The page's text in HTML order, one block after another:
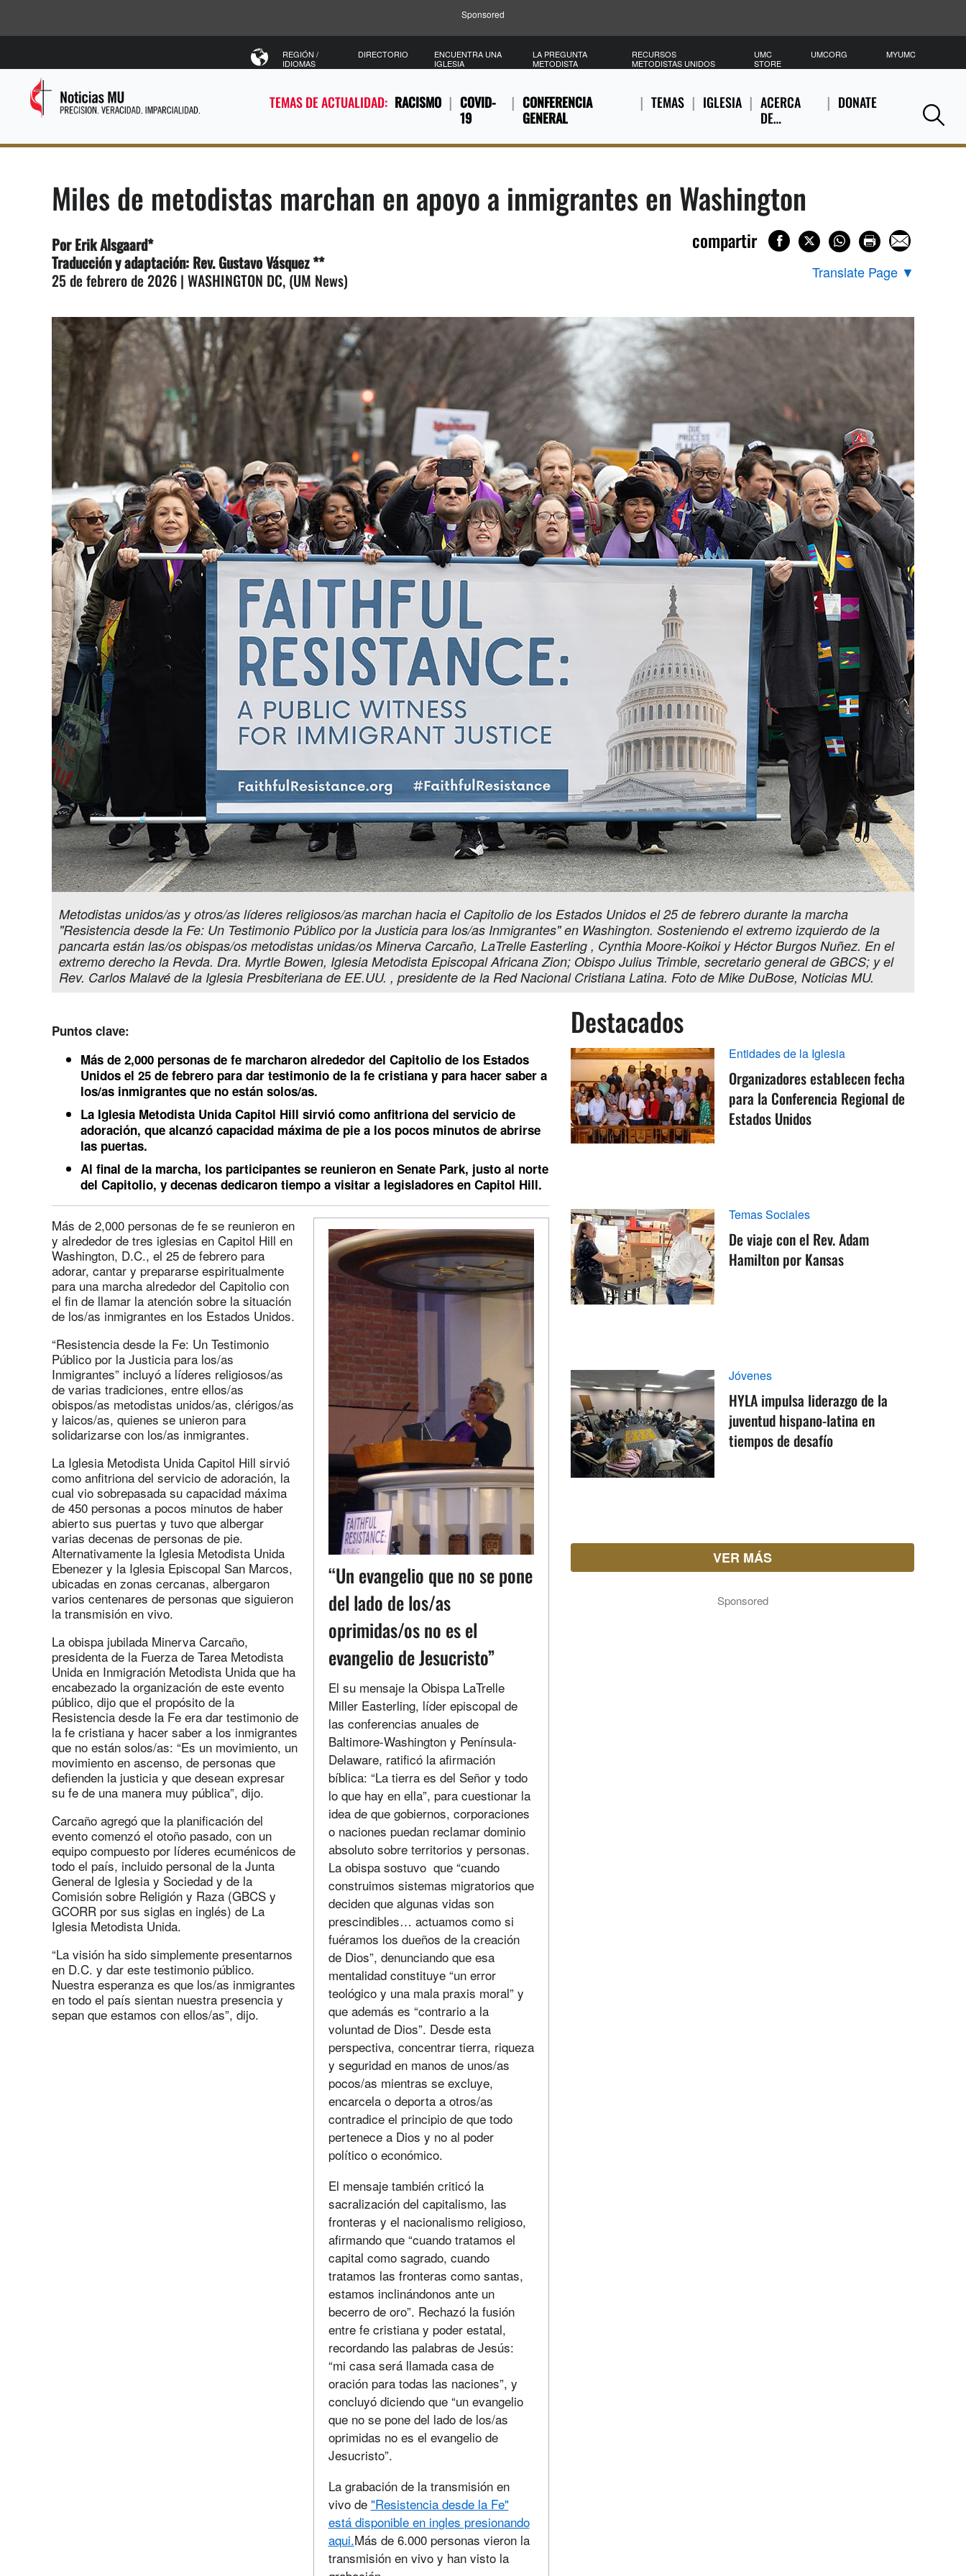
Sponsored
TEMAS DE ACTUALIDAD: RACISMO
COVID-
19
CONFERENCIA
GENERAL
TEMAS IGLESIA
ACERCA
DE…
DONATE
REGIÓN /
IDIOMAS
DIRECTORIO
ENCUENTRA UNA
IGLESIA
LA PREGUNTA
METODISTA
RECURSOS
METODISTAS UNIDOS
UMC
STORE
UMCORG MYUMC
Miles de metodistas marchan en apoyo a inmigrantes en Washington
Por Erik Alsgaard*
Traducción y adaptación: Rev. Gustavo Vásquez **
25 de febrero de 2026 | WASHINGTON DC, (UM News)
compartir
Translate Page ▼
Metodistas unidos/as y otros/as líderes religiosos/as marchan hacia el Capitolio de los Estados Unidos el 25 de febrero durante la marcha
"Resistencia desde la Fe: Un Testimonio Público por la Justicia para los/as Inmigrantes" en Washington. Sosteniendo el extremo izquierdo de la
pancarta están las/os obispas/os metodistas unidas/os Minerva Carcaño, LaTrelle Easterling , Cynthia Moore-Koikoi y Héctor Burgos Nuñez. En el
extremo derecho la Revda. Dra. Myrtle Bowen, Iglesia Metodista Episcopal Africana Zion; Obispo Julius Trimble, secretario general de GBCS; y el
Rev. Carlos Malavé de la Iglesia Presbiteriana de EE.UU. , presidente de la Red Nacional Cristiana Latina. Foto de Mike DuBose, Noticias MU.
Puntos clave:
Más de 2,000 personas de fe marcharon alrededor del Capitolio de los Estados
Unidos el 25 de febrero para dar testimonio de la fe cristiana y para hacer saber a
los/as inmigrantes que no están solos/as.
La Iglesia Metodista Unida Capitol Hill sirvió como anfitriona del servicio de
adoración, que alcanzó capacidad máxima de pie a los pocos minutos de abrirse
las puertas.
Al final de la marcha, los participantes se reunieron en Senate Park, justo al norte
del Capitolio, y decenas dedicaron tiempo a visitar a legisladores en Capitol Hill.
“Un evangelio que no se pone
del lado de los/as
oprimidas/os no es el
evangelio de Jesucristo”
El su mensaje la Obispa LaTrelle
Miller Easterling, líder episcopal de
las conferencias anuales de
Baltimore-Washington y Península-
Delaware, ratificó la afirmación
bíblica: “La tierra es del Señor y todo
lo que hay en ella”, para cuestionar la
idea de que gobiernos, corporaciones
o naciones puedan reclamar dominio
absoluto sobre territorios y personas.
La obispa sostuvo que “cuando
construimos sistemas migratorios que
deciden que algunas vidas son
prescindibles… actuamos como si
fuéramos los dueños de la creación
de Dios”, denunciando que esa
mentalidad constituye “un error
teológico y una mala praxis moral” y
que además es “contrario a la
voluntad de Dios”. Desde esta
perspectiva, concentrar tierra, riqueza
y seguridad en manos de unos/as
pocos/as mientras se excluye,
encarcela o deporta a otros/as
contradice el principio de que todo
pertenece a Dios y no al poder
político o económico.
El mensaje también criticó la
sacralización del capitalismo, las
fronteras y el nacionalismo religioso,
afirmando que “cuando tratamos el
capital como sagrado, cuando
tratamos las fronteras como santas,
estamos inclinándonos ante un
becerro de oro”. Rechazó la fusión
entre fe cristiana y poder estatal,
recordando las palabras de Jesús:
“mi casa será llamada casa de
oración para todas las naciones”, y
concluyó diciendo que “un evangelio
que no se pone del lado de los/as
oprimidas no es el evangelio de
Jesucristo”.
La grabación de la transmisión en
vivo de "Resistencia desde la Fe"
está disponible en ingles presionando
aqui.Más de 6.000 personas vieron la
transmisión en vivo y han visto la
Más de 2,000 personas de fe se reunieron en
y alrededor de tres iglesias en Capitol Hill en
Washington, D.C., el 25 de febrero para
adorar, cantar y prepararse espiritualmente
para una marcha alrededor del Capitolio con
el fin de llamar la atención sobre la situación
de los/as inmigrantes en los Estados Unidos.
“Resistencia desde la Fe: Un Testimonio
Público por la Justicia para los/as
Inmigrantes” incluyó a líderes religiosos/as
de varias tradiciones, entre ellos/as
obispos/as metodistas unidos/as, clérigos/as
y laicos/as, quienes se unieron para
solidarizarse con los/as inmigrantes.
La Iglesia Metodista Unida Capitol Hill sirvió
como anfitriona del servicio de adoración, la
cual vio sobrepasada su capacidad máxima
de 450 personas a pocos minutos de haber
abierto sus puertas y tuvo que albergar
varias decenas de personas de pie.
Alternativamente la Iglesia Metodista Unida
Ebenezer y la Iglesia Episcopal San Marcos,
ubicadas en zonas cercanas, albergaron
varios centenares de personas que siguieron
la transmisión en vivo.
La obispa jubilada Minerva Carcaño,
presidenta de la Fuerza de Tarea Metodista
Unida en Inmigración Metodista Unida que ha
encabezado la organización de este evento
público, dijo que el propósito de la
Resistencia desde la Fe era dar testimonio de
la fe cristiana y hacer saber a los inmigrantes
que no están solos/as: “Es un movimiento, un
movimiento en ascenso, de personas que
defienden la justicia y que desean expresar
su fe de una manera muy pública”, dijo.
Carcaño agregó que la planificación del
evento comenzó el otoño pasado, con un
equipo compuesto por líderes ecuménicos de
todo el país, incluido personal de la Junta
General de Iglesia y Sociedad y de la
Comisión sobre Religión y Raza (GBCS y
GCORR por sus siglas en inglés) de La
Iglesia Metodista Unida.
“La visión ha sido simplemente presentarnos
en D.C. y dar este testimonio público.
Nuestra esperanza es que los/as inmigrantes
en todo el país sientan nuestra presencia y
sepan que estamos con ellos/as”, dijo.
Destacados
Entidades de la Iglesia
Organizadores establecen fecha
para la Conferencia Regional de
Estados Unidos
Temas Sociales
De viaje con el Rev. Adam
Hamilton por Kansas
Jóvenes
HYLA impulsa liderazgo de la
juventud hispano-latina en
tiempos de desafío
VER MÁS
Sponsored